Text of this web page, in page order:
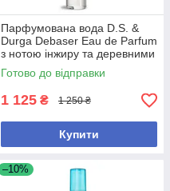
Парфумована вода D.S. &
Durga Debaser Eau de Parfum
з нотою інжиру та деревними
акцентами 7.5 мл
Готово до відправки
1 125 ₴ 1 250 ₴
Купити
–10%